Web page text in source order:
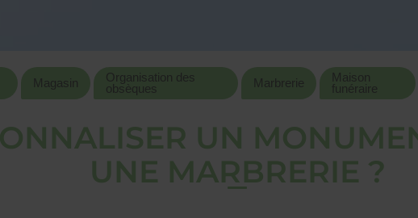
Magasin
Organisation des
obsèques
Marbrerie
Maison
funéraire
UN
UNE MARBRERIE ?